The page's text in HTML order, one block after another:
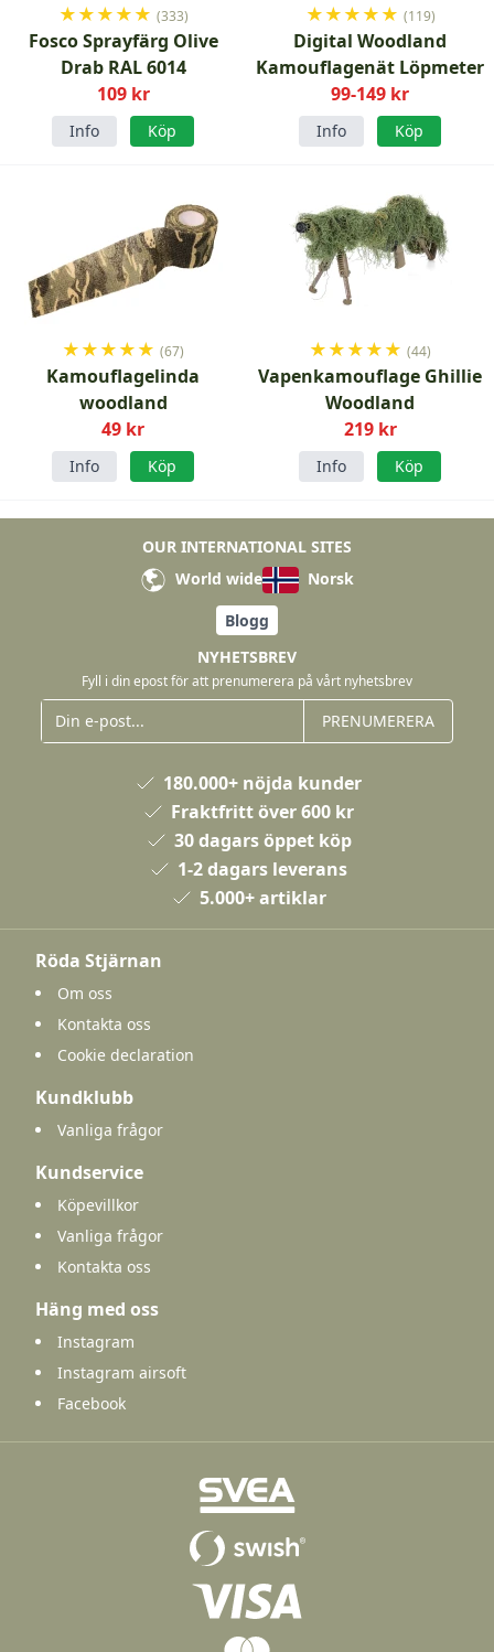
★★★★★ (333)
Fosco Sprayfärg Olive
Drab RAL 6014
109 kr
Info Köp
★★★★★ (119)
Digital Woodland
Kamouflagenät Löpmeter
99-149 kr
Info Köp
★★★★★ (67)
Kamouflagelinda
woodland
49 kr
Info Köp
★★★★★ (44)
Vapenkamouflage Ghillie
Woodland
219 kr
Info Köp
OUR INTERNATIONAL SITES
World wide
Norsk
Blogg
NYHETSBREV
Fyll i din epost för att prenumerera på vårt nyhetsbrev
PRENUMERERA
180.000+ nöjda kunder
Fraktfritt över 600 kr
30 dagars öppet köp
1-2 dagars leverans
5.000+ artiklar
Röda Stjärnan
Om oss
Kontakta oss
Cookie declaration
Kundklubb
Vanliga frågor
Kundservice
Köpevillkor
Vanliga frågor
Kontakta oss
Häng med oss
Instagram
Instagram airsoft
Facebook